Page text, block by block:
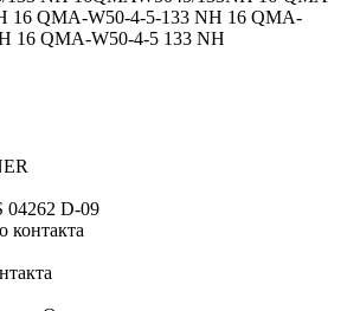
16 QMA-W50-4-5-133 NH 16 QMA-
16 QMA-W50-4-5 133 NH
04262 D-09
контакта